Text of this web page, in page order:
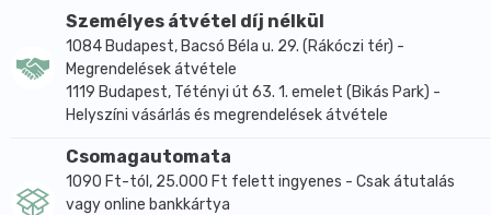
Személyes átvétel díj nélkül
1084 Budapest, Bacsó Béla u. 29. (Rákóczi tér) -
Megrendelések átvétele
1119 Budapest, Tétényi út 63. 1. emelet (Bikás Park) -
Helyszíni vásárlás és megrendelések átvétele
Csomagautomata
1090 Ft-tól, 25.000 Ft felett ingyenes - Csak átutalás
vagy online bankkártya